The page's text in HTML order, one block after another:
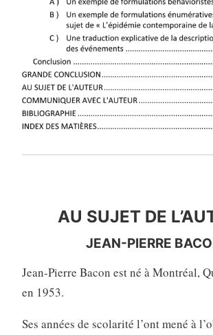
AU SUJET DE
JEAN-PIERRE
Jean-Pierre Bacon est né à Montréal,
en 1953.
Ses années de scolarité l’ont mené à